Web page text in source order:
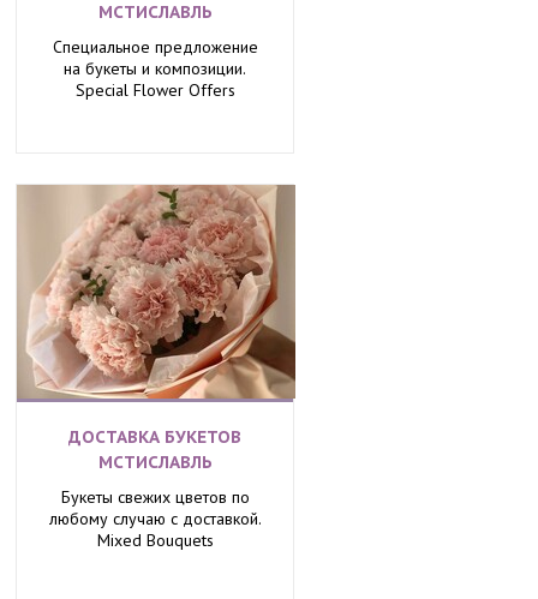
МСТИСЛАВЛЬ
Специальное предложение
на букеты и композиции.
Special Flower Offers
ДОСТАВКА БУКЕТОВ
МСТИСЛАВЛЬ
Букеты свежих цветов по
любому случаю с доставкой.
Mixed Bouquets